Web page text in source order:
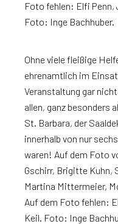
Ohne viele fleißige
ehrenamtlich im
Veranstaltung gar
allen, ganz besonders
St. Barbara, der
innerhalb von nur
waren! Auf dem Foto
Gschirr, Brigitte Kuhn,
Martina Mittermeier,
Auf dem Foto fehlen:
Keil. Foto: Inge